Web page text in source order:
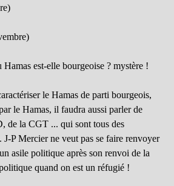
est-elle bourgeoise ? mystère !
le Hamas de parti bourgeois,
le Hamas, il faudra aussi parler de
de la CGT ... qui sont tous des
J-P Mercier ne veut pas se faire renvoyer
asile politique après son renvoi de la
quand on est un réfugié !